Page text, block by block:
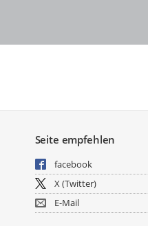
Seite empfehlen
facebook
X (Twitter)
E-Mail